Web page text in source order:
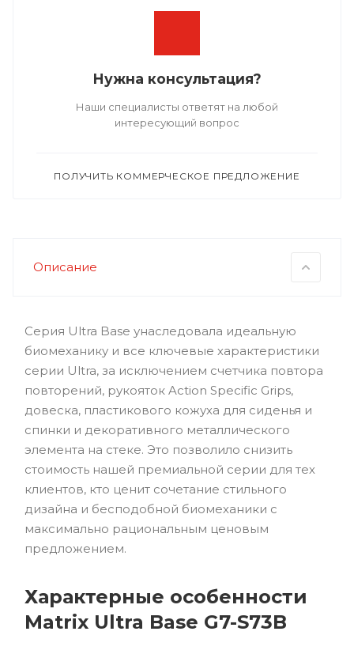
Нужна консультация?
Наши специалисты ответят на любой
интересующий вопрос
ПОЛУЧИТЬ КОММЕРЧЕСКОЕ ПРЕДЛОЖЕНИЕ
Описание
Серия Ultra Base унаследовала идеальную
биомеханику и все ключевые характеристики
серии Ultra, за исключением счетчика повтора
повторений, рукояток Action Specific Grips,
довеска, пластикового кожуха для сиденья и
спинки и декоративного металлического
элемента на стеке. Это позволило снизить
стоимость нашей премиальной серии для тех
клиентов, кто ценит сочетание стильного
дизайна и бесподобной биомеханики с
максимально рациональным ценовым
предложением.
Характерные особенности
Matrix Ultra Base G7-S73B